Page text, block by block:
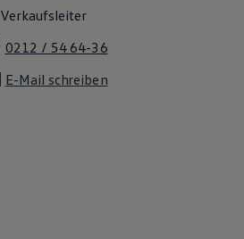
Verkaufsleiter
0212 / 54 64-36
E-Mail schreiben